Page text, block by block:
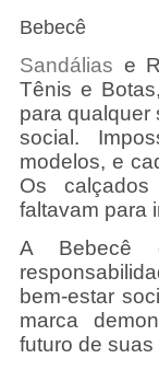
Bebecê
Sandálias e
Tênis e
para qualquer
social.
modelos, e
Os
faltavam para
A Bebecê
bem-estar
marca
futuro de